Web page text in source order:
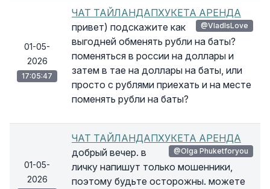
01-05-
2026
17:05:47
ЧАТ ТАЙЛАНДАПХУКЕТА АРЕНДА
@VladIsLove
привет) подскажите как
выгодней обменять рубли на баты?
поменяться в россии на доллары и
затем в тае на доллары на баты, или
просто с рублями приехать и на месте
поменять рубли на баты?
01-05-
2026
ЧАТ ТАЙЛАНДАПХУКЕТА АРЕНДА
@Olga Phuketforyou
добрый вечер. в
личку напишут только мошенники,
поэтому будьте осторожны. можете